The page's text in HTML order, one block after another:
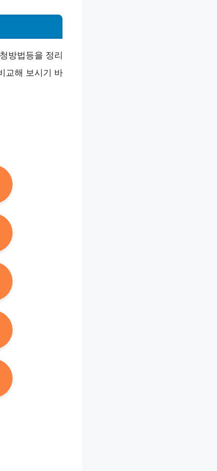
방법등을 정리
교해 보시기 바